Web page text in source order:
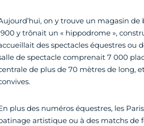
on y trouve un magasin de
y trônait un « hippodrome »,
des spectacles équestres ou
de spectacle comprenait 7 000
de plus de 70 mètres de long,
plus des numéros équestres, les
artistique ou à des matchs de